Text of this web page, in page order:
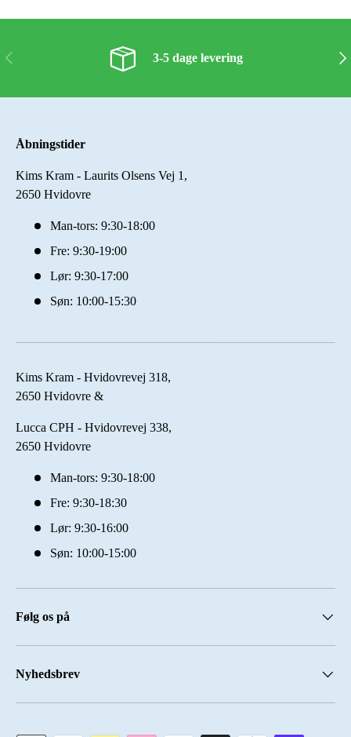
Forrige 3-5 dage levering
Åbningstider
Kims Kram - Laurits Olsens Vej 1,
2650 Hvidovre
Man-tors: 9:30-18:00
Fre: 9:30-19:00
Lør: 9:30-17:00
Søn: 10:00-15:30
Kims Kram - Hvidovrevej 318,
2650 Hvidovre &
Lucca CPH - Hvidovrevej 338,
2650 Hvidovre
Man-tors: 9:30-18:00
Fre: 9:30-18:30
Lør: 9:30-16:00
Søn: 10:00-15:00
Følg os på
Nyhedsbrev